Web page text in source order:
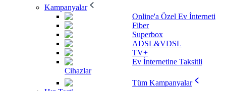
Kampanyalar
Online'a Özel Ev İnterneti
Fiber
Superbox
ADSL&VDSL
TV+
Ev İnternetine Taksitli
Cihazlar
Tüm Kampanyalar